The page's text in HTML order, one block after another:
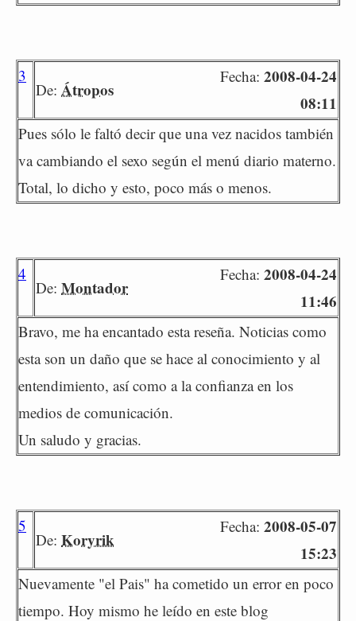
3
De: Átropos
Fecha: 2008-04-24
08:11
Pues sólo le faltó decir que una vez nacidos también
va cambiando el sexo según el menú diario materno.
Total, lo dicho y esto, poco más o menos.
4
De: Montador
Fecha: 2008-04-24
11:46
Bravo, me ha encantado esta reseña. Noticias como
esta son un daño que se hace al conocimiento y al
entendimiento, así como a la confianza en los
medios de comunicación.
Un saludo y gracias.
5
De: Koryrik
Fecha: 2008-05-07
15:23
Nuevamente "el Pais" ha cometido un error en poco
tiempo. Hoy mismo he leído en este blog